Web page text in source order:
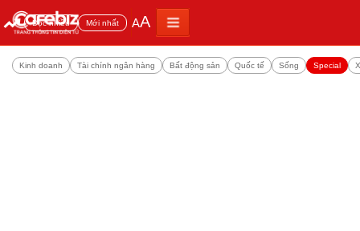
Đọc nhiều Mới nhất AA
Kinh doanh Tài chính ngân hàng Bất động sản Quốc tế Sống Special